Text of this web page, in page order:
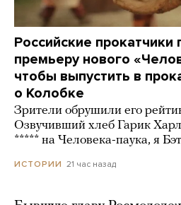
Российские прокатчики
премьеру нового
чтобы выпустить в
о Колобке
Зрители обрушили его
Озвучивший хлеб Гарик
***** на Человека-паука, я
ИСТОРИИ 21 час назад